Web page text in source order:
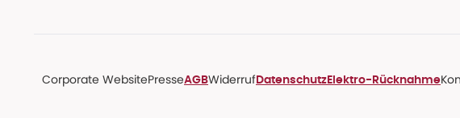
Corporate WebsitePresseAGBWiderruf Datenschutz Elektro-Rücknahme